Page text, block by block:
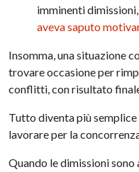
imminenti
aveva saputo
Insomma, una situazione
trovare occasione per
conflitti, con risultato
Tutto diventa più semplice
lavorare per la
Quando le dimissioni sono